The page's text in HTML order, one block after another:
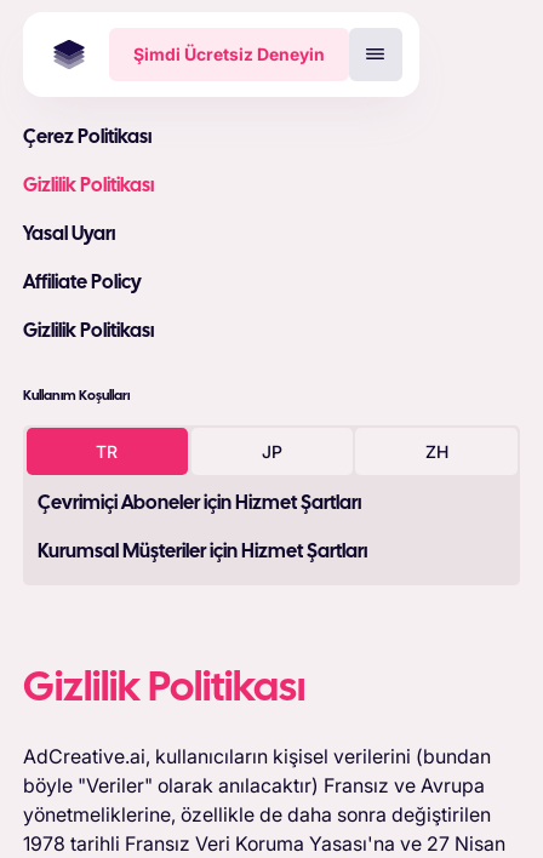
Şimdi Ücretsiz Deneyin
Çerez Politikası
Gizlilik Politikası
Yasal Uyarı
Affiliate Policy
Gizlilik Politikası
Kullanım Koşulları
TR JP ZH
Çevrimiçi Aboneler için Hizmet Şartları
Kurumsal Müşteriler için Hizmet Şartları
Gizlilik Politikası
AdCreative.ai, kullanıcıların kişisel verilerini (bundan
böyle "Veriler" olarak anılacaktır) Fransız ve Avrupa
yönetmeliklerine, özellikle de daha sonra değiştirilen
1978 tarihli Fransız Veri Koruma Yasası'na ve 27 Nisan